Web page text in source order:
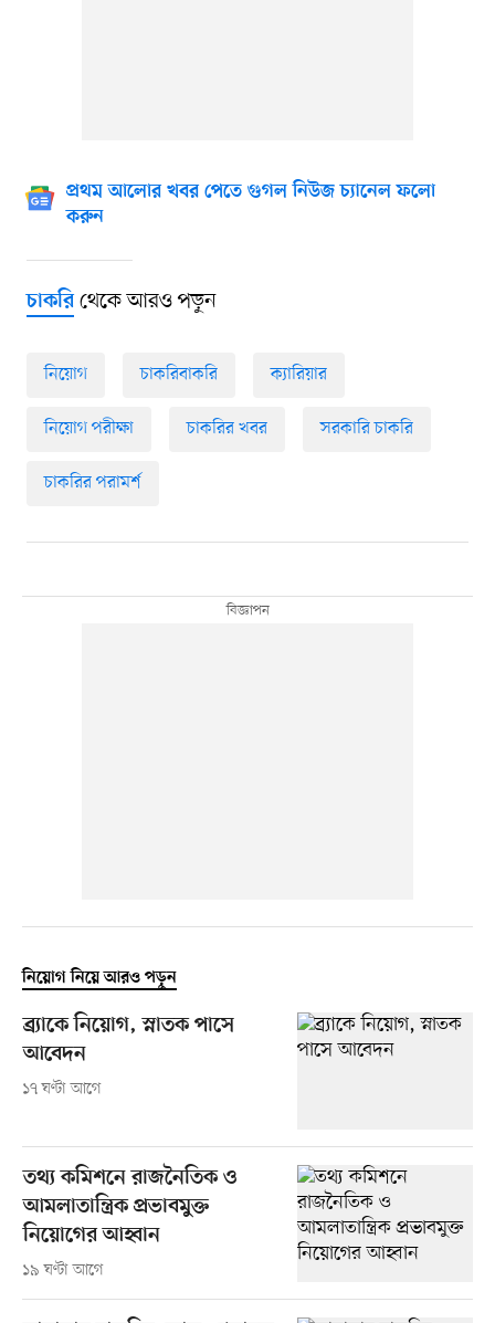
প্রথম আলোর খবর পেতে গুগল নিউজ চ্যানেল ফলো
করুন
চাকরিথেকে আরও পড়ুন
নিয়োগ চাকরিবাকরি ক্যারিয়ার
নিয়োগ পরীক্ষা চাকরির খবর সরকারি চাকরি
চাকরির পরামর্শ
নিয়োগ নিয়ে আরও পড়ুন
ব্র্যাকে নিয়োগ, স্নাতক পাসে
আবেদন
১৭ ঘণ্টা আগে
তথ্য কমিশনে রাজনৈতিক ও
আমলাতান্ত্রিক প্রভাবমুক্ত
নিয়োগের আহ্বান
১৯ ঘণ্টা আগে